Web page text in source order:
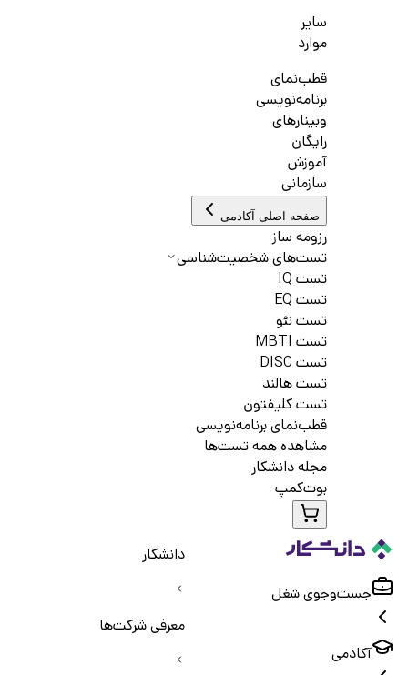
سایر
موارد
قطب‌نمای
برنامه‌نویسی
وبینارهای
رایگان
آموزش
سازمانی
صفحه اصلی آکادمی
رزومه ساز
تست‌های شخصیت‌شناسی
تست IQ
تست EQ
تست نئو
تست MBTI
تست DISC
تست هالند
تست کلیفتون
قطب‌نمای برنامه‌نویسی
مشاهده همه تست‌ها
مجله دانشکار
بوت‌کمپ
جست‌و‌جوی شغل
آکادمی
دانشکار
معرفی شرکت‌ها